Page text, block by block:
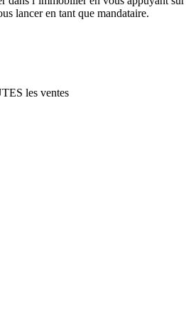
lancer en tant que mandataire.
les ventes